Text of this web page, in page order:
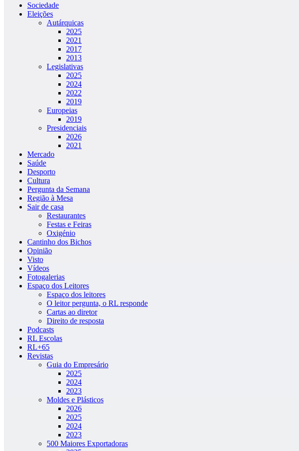
Sociedade
Eleições
Autárquicas
2025
2021
2017
2013
Legislativas
2025
2024
2022
2019
Europeias
2019
Presidenciais
2026
2021
Mercado
Saúde
Desporto
Cultura
Pergunta da Semana
Região à Mesa
Sair de casa
Restaurantes
Festas e Feiras
Oxigénio
Cantinho dos Bichos
Opinião
Visto
Vídeos
Fotogalerias
Espaço dos Leitores
Espaço dos leitores
O leitor pergunta, o RL responde
Cartas ao diretor
Direito de resposta
Podcasts
RL Escolas
RL+65
Revistas
Guia do Empresário
2025
2024
2023
Moldes e Plásticos
2026
2025
2024
2023
500 Maiores Exportadoras